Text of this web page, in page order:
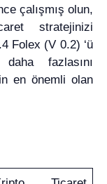
çalışmış olun,
stratejinizi
Folex (V 0.2) ‘ü
fazlasını
en önemli olan